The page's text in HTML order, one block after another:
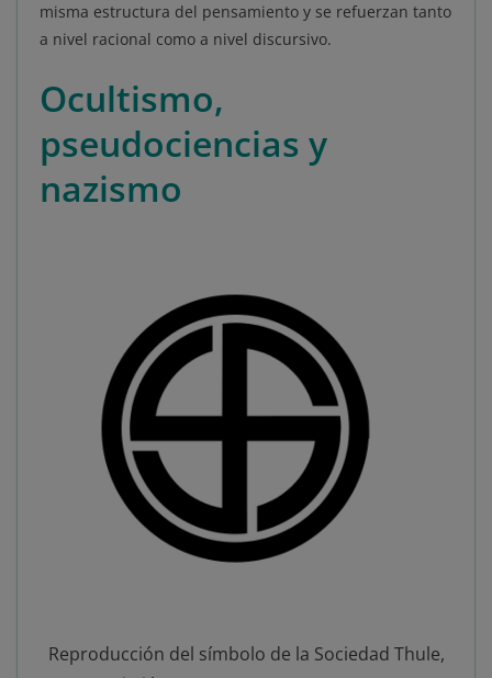
misma estructura del pensamiento y se refuerzan tanto
a nivel racional como a nivel discursivo.
Ocultismo,
pseudociencias y
nazismo
Reproducción del símbolo de la Sociedad Thule,